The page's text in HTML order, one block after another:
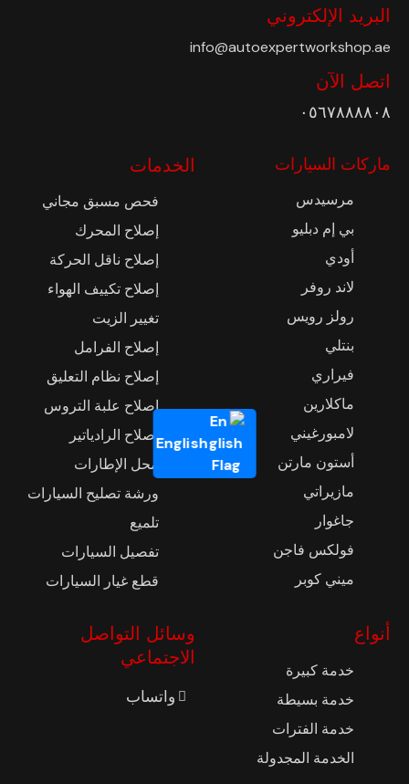
English
البريد الإلكتروني
info@autoexpertworkshop.ae
اتصل الآن
٠٥٦٧٨٨٨٨٠٨
ماركات السيارات
مرسيدس
بي إم دبليو
أودي
لاند روفر
رولز رويس
بنتلي
فيراري
ماكلارين
لامبورغيني
أستون مارتن
مازيراتي
جاغوار
فولكس فاجن
ميني كوبر
الخدمات
فحص مسبق مجاني
إصلاح المحرك
إصلاح ناقل الحركة
إصلاح تكييف الهواء
تغيير الزيت
إصلاح الفرامل
إصلاح نظام التعليق
إصلاح علبة التروس
إصلاح الرادياتير
محل الإطارات
ورشة تصليح السيارات
تلميع
تفصيل السيارات
قطع غيار السيارات
أنواع
خدمة كبيرة
خدمة بسيطة
خدمة الفترات
الخدمة المجدولة
وسائل التواصل
الاجتماعي
واتساب